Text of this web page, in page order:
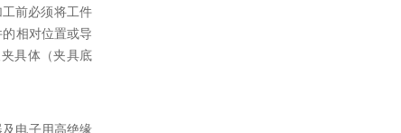
前必须将工件
相对位置或导
具体（夹具底
电子用高绝缘